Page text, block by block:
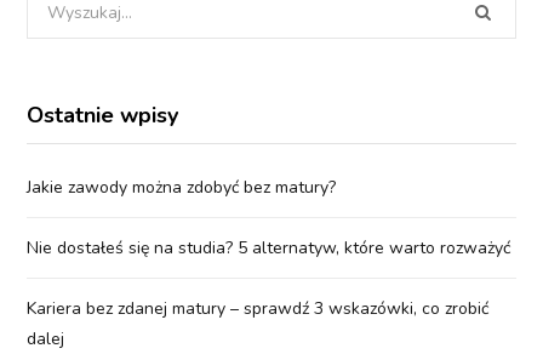
Ostatnie wpisy
Jakie zawody można zdobyć bez matury?
Nie dostałeś się na studia? 5 alternatyw, które warto rozważyć
Kariera bez zdanej matury – sprawdź 3 wskazówki, co zrobić
dalej